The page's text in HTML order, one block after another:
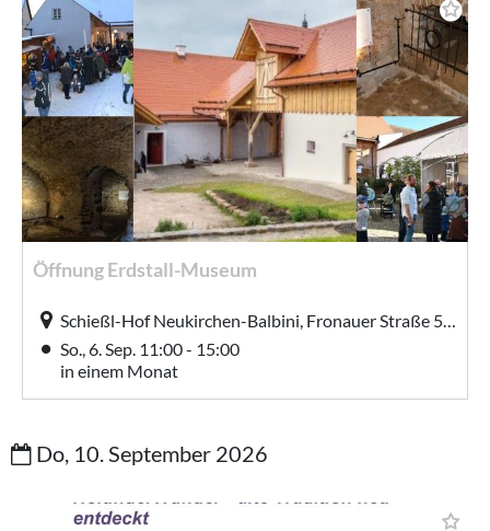
Öffnung Erdstall-Museum
Schießl-Hof Neukirchen-Balbini, Fronauer Straße 5, Neukirchen-Balbini
So., 6. Sep. 11:00 - 15:00
in einem Monat
Do, 10. September 2026